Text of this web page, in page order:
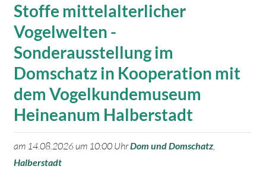
Stoffe mittelalterlicher
Vogelwelten -
Sonderausstellung im
Domschatz in Kooperation mit
dem Vogelkundemuseum
Heineanum Halberstadt
am 14.08.2026 um 10:00 UhrDom und Domschatz,
Halberstadt